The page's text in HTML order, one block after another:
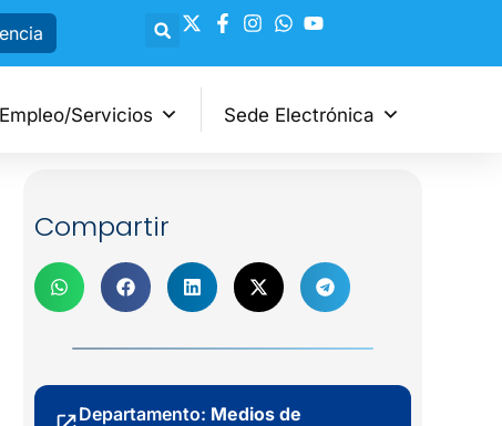
Empleo/Servicios Sede Electrónica
Compartir
Departamento: Medios de